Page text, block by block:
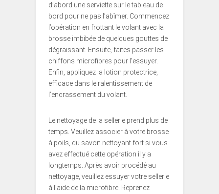
d’abord une serviette sur le tableau de
bord pour ne pas l’abîmer. Commencez
l’opération en frottant le volant avec la
brosse imbibée de quelques gouttes de
dégraissant. Ensuite, faites passer les
chiffons microfibres pour l’essuyer.
Enfin, appliquez la lotion protectrice,
efficace dans le ralentissement de
l’encrassement du volant.
Le nettoyage de la sellerie prend plus de
temps. Veuillez associer à votre brosse
à poils, du savon nettoyant fort si vous
avez effectué cette opération il y a
longtemps. Après avoir procédé au
nettoyage, veuillez essuyer votre sellerie
à l’aide de la microfibre. Reprenez